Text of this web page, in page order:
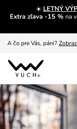
☀️ LETNÝ
Extra zľava -15 % na
A čo pre Vás, páni?
S čím chybu neurobíš?
Nech sa inšpirovať
Výmena a vrátenie zadarmo